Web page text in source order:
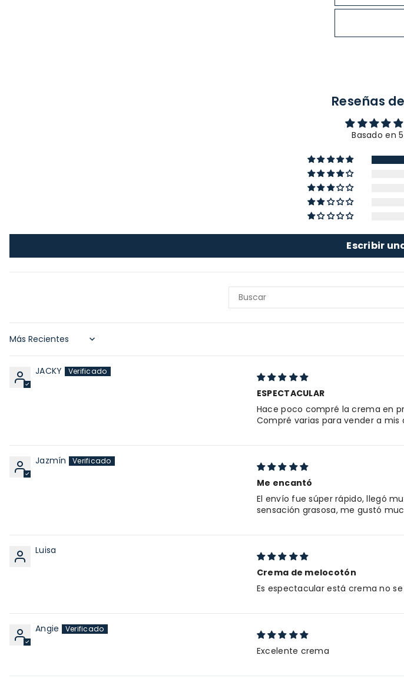
Reseñas
Basado en
Escribir
Sort by
JACKY
ESPECTACULAR
Hace poco compré la crema en
Compré varias para vender a mis
Jazmín
Me encantó
El envío fue súper rápido, llegó
sensación grasosa, me gustó
Luisa
Crema de melocotón
Es espectacular está crema no
Angie
Excelente crema